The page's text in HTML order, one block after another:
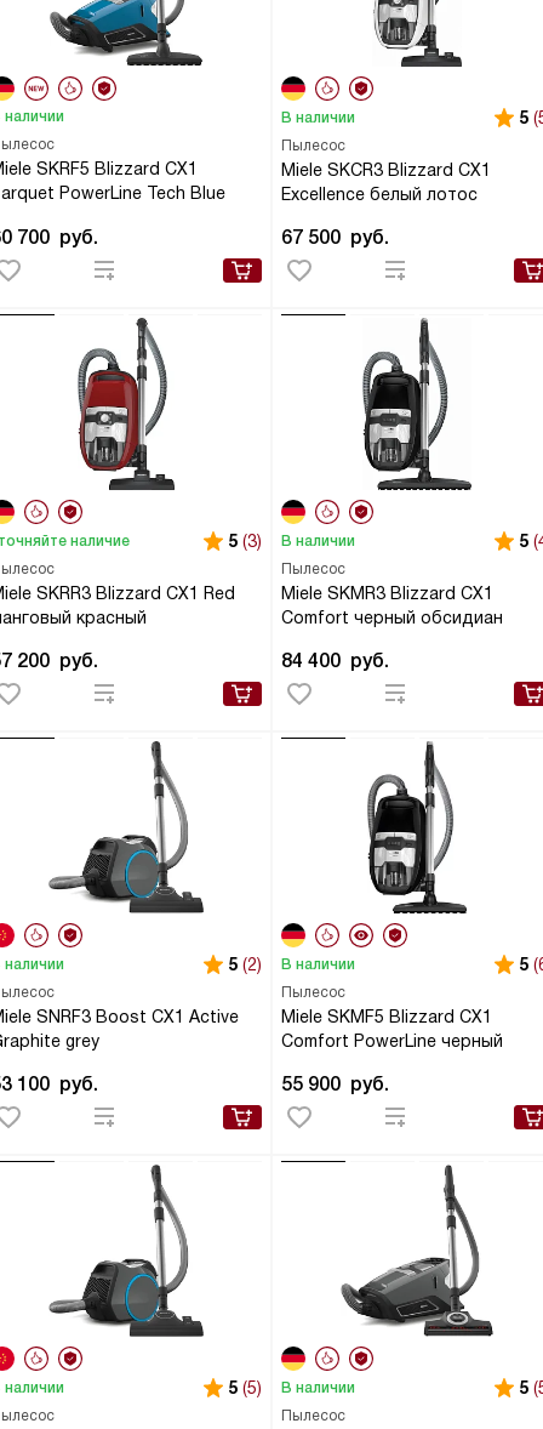
SKRF5 Blizzard CX1
PowerLine Tech Blue
наличии
700 руб.
Пылесос
Miele SKCR3 Blizzard CX1
Excellence белый лотос
В наличии 5
67 500 руб.
SKRR3 Blizzard CX1 Red
красный
наличие 5 (3)
200 руб.
Пылесос
Miele SKMR3 Blizzard CX1
Comfort черный обсидиан
В наличии 5
84 400 руб.
SNRF3 Boost CX1 Active
grey
наличии 5 (2)
100 руб.
Пылесос
Miele SKMF5 Blizzard CX1
Comfort PowerLine черный
В наличии 5
55 900 руб.
наличии 5 (5)
Пылесос
В наличии 5